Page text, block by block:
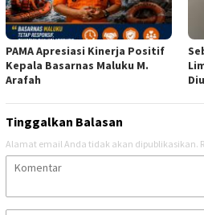
PAMA Apresiasi Kinerja Positif
Kepala Basarnas Maluku M.
Arafah
Tinggalkan Balasan
Alamat email Anda tidak akan dipublikasikan.